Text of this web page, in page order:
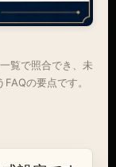
覧で照合でき、未
の要点です。